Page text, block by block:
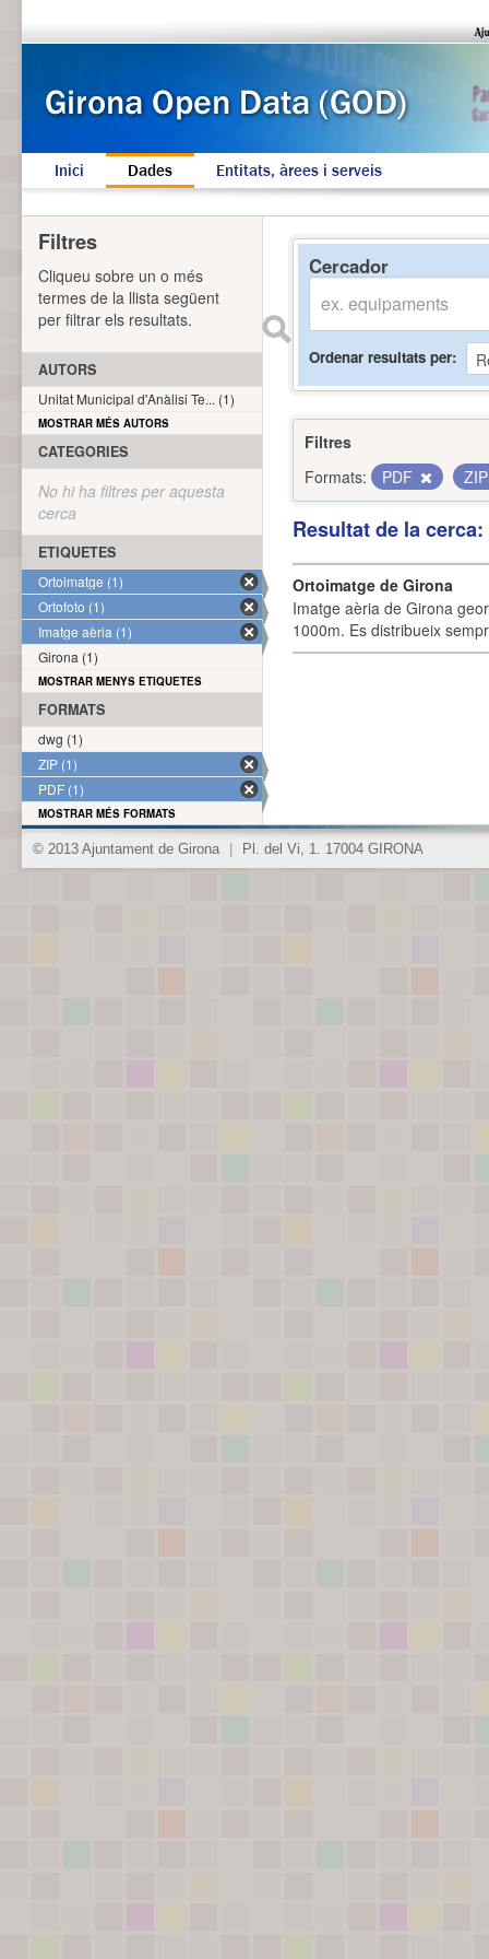
Inici Dades Entitats, àrees i serveis
Cercador
Ordenar resultats per
Filtres
Formats:
PDF
Resultat de la
Ortoimatge de Girona
Imatge aèria de Girona
1000m. Es distribueix
Filtres
Cliqueu sobre un o més
termes de la llista següent
per filtrar els resultats.
AUTORS
Unitat Municipal d'Anàlisi Te... (1)
MOSTRAR MÉS AUTORS
CATEGORIES
No hi ha filtres per aquesta
cerca
ETIQUETES
Ortoimatge (1)
Ortofoto (1)
Imatge aèria (1)
Girona (1)
MOSTRAR MENYS ETIQUETES
FORMATS
dwg (1)
ZIP (1)
PDF (1)
MOSTRAR MÉS FORMATS
© 2013 Ajuntament de Girona Pl. del Vi, 1. 17004 GIRONA